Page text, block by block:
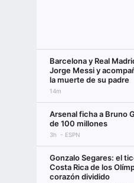
Barcelona y Real
Jorge Messi y
la muerte de su padre
14m
Arsenal ficha a Bruno
de 100 millones
3h ESPN
Gonzalo Segares: el
Costa Rica de los
corazón dividido